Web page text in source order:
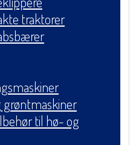
traktorer
grøntmaskiner
til hø- og